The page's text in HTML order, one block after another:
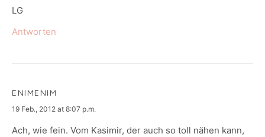
LG
Antworten
ENIMENIM
says:
19 Feb., 2012 at 8:07 p.m.
Ach, wie fein. Vom Kasimir, der auch so toll nähen kann,